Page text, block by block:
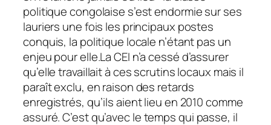
politique congolaise s’est endormie sur ses
lauriers une fois les principaux postes
conquis, la politique locale n’étant pas un
enjeu pour elle.La CEI n’a cessé d’assurer
qu’elle travaillait à ces scrutins locaux mais il
paraît exclu, en raison des retards
enregistrés, qu’ils aient lieu en 2010 comme
assuré.C’est qu’avec le temps qui passe, il